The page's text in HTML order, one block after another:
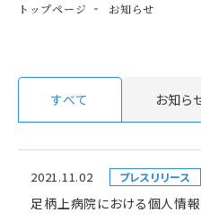
トップページ お知らせ
すべて お知ら
2021.11.02 プレスリリース
足柄上病院における個人情